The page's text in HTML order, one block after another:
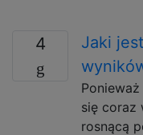
4
Jaki
się coraz
rosnącą